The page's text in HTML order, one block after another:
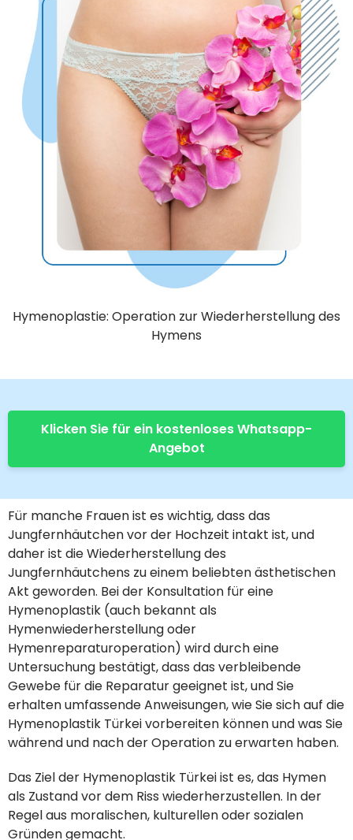
Hymenoplastie: Operation zur Wiederherstellung des
Hymens
Klicken Sie für ein kostenloses Whatsapp-
Angebot
Für manche Frauen ist es wichtig, dass das
Jungfernhäutchen vor der Hochzeit intakt ist, und
daher ist die Wiederherstellung des
Jungfernhäutchens zu einem beliebten ästhetischen
Akt geworden. Bei der Konsultation für eine
Hymenoplastik (auch bekannt als
Hymenwiederherstellung oder
Hymenreparaturoperation) wird durch eine
Untersuchung bestätigt, dass das verbleibende
Gewebe für die Reparatur geeignet ist, und Sie
erhalten umfassende Anweisungen, wie Sie sich auf die
Hymenoplastik Türkei vorbereiten können und was Sie
während und nach der Operation zu erwarten haben.
Das Ziel der Hymenoplastik Türkei ist es, das Hymen
als Zustand vor dem Riss wiederherzustellen. In der
Regel aus moralischen, kulturellen oder sozialen
Gründen gemacht.